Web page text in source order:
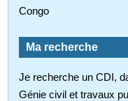
Congo
Ma recherche
Je recherche un CDI,
Génie civil et travaux